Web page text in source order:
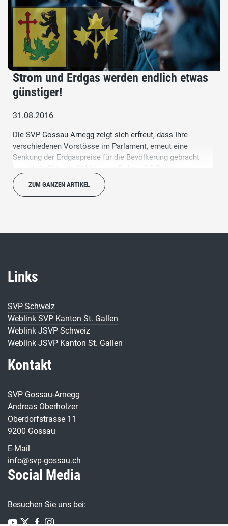
Strom und Erdgas werden endlich etwas
günstiger!
31.08.2016
Die SVP Gossau Arnegg zeigt sich erfreut, dass Ihre
verschiedenen Vorstösse im Parlament, erneut eine
Senkung der Erdgaspreise für die Bevölkerung gebracht
Kilowattstunde weniger.
ZUM GANZEN ARTIKEL
Links
SVP Schweiz
Weblink SVP Kanton St. Gallen
Weblink JSVP Schweiz
Weblink JSVP Kanton St. Gallen
Kontakt
SVP Gossau-Arnegg
Andreas Oberholzer
Oberdorfstrasse 11
9200 Gossau
E-Mail
info@svp-gossau.ch
Social Media
Besuchen Sie uns bei: